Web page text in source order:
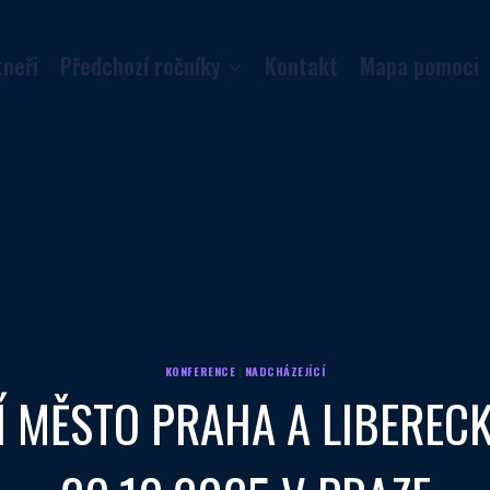
Předchozí ročníky Kontakt Mapa pomoci
KONFERENCE | NADCHÁZEJÍCÍ
PRAHA A